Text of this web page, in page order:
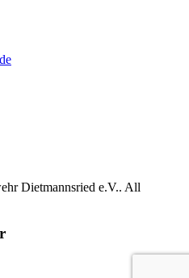
Dietmannsried e.V.. All